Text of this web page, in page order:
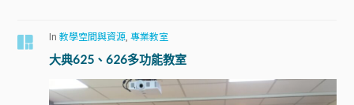
In教學空間與資源,專業教室
大典625、626多功能教室